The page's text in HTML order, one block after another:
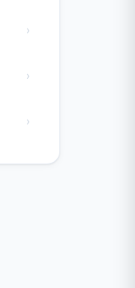
›
›
›